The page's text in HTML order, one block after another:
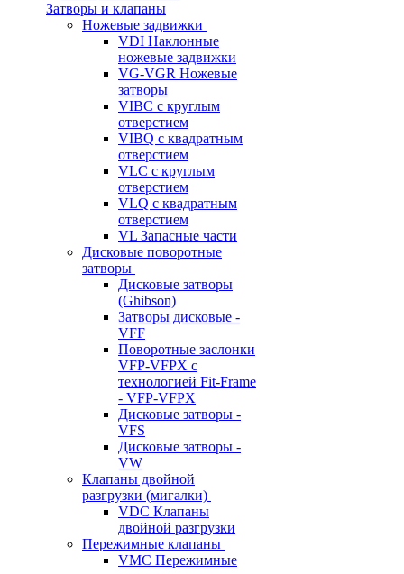
Затворы и клапаны
Ножевые задвижки
VDI Наклонные
ножевые задвижки
VG-VGR Ножевые
затворы
VIBC с круглым
отверстием
VIBQ с квадратным
отверстием
VLC с круглым
отверстием
VLQ с квадратным
отверстием
VL Запасные части
Дисковые поворотные
затворы
Дисковые затворы
(Ghibson)
Затворы дисковые -
VFF
Поворотные заслонки
VFP-VFPX с
технологией Fit-Frame
- VFP-VFPX
Дисковые затворы -
VFS
Дисковые затворы -
VW
Клапаны двойной
разгрузки (мигалки)
VDC Клапаны
двойной разгрузки
Пережимные клапаны
VMC Пережимные